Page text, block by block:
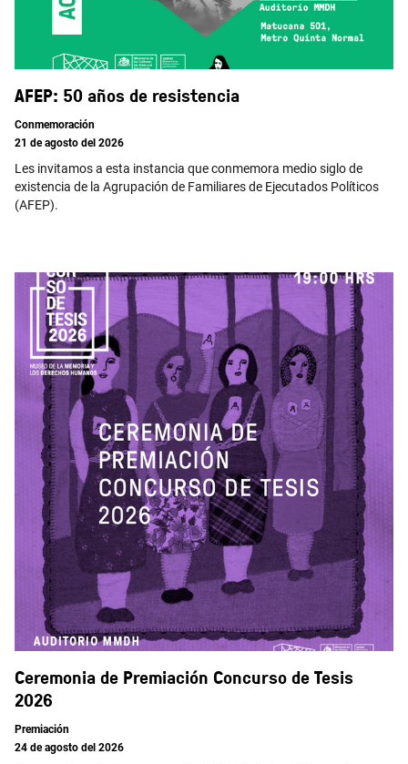
AFEP: 50 años de resistencia
Conmemoración
21 de agosto del 2026
Les invitamos a esta instancia que conmemora medio siglo de
existencia de la Agrupación de Familiares de Ejecutados Políticos
(AFEP).
Ceremonia de Premiación Concurso de Tesis
2026
Premiación
24 de agosto del 2026